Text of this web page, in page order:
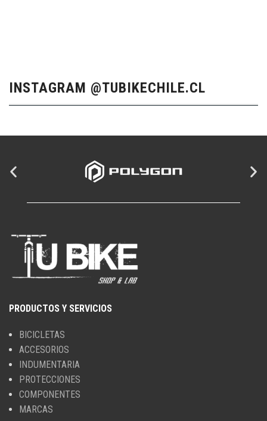
INSTAGRAM @TUBIKECHILE.CL
PRODUCTOS Y SERVICIOS
BICICLETAS
ACCESORIOS
INDUMENTARIA
PROTECCIONES
COMPONENTES
MARCAS